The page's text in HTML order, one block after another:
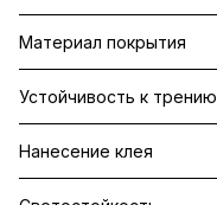
Материал покрытия
Устойчивость к трению
Нанесение клея